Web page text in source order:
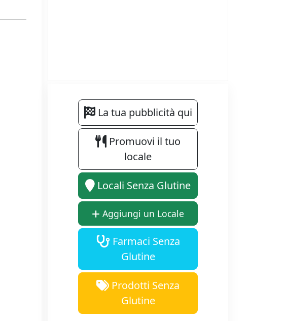
La tua pubblicità qui
Promuovi il tuo
locale
Locali Senza Glutine
Aggiungi un Locale
Farmaci Senza
Glutine
Prodotti Senza
Glutine